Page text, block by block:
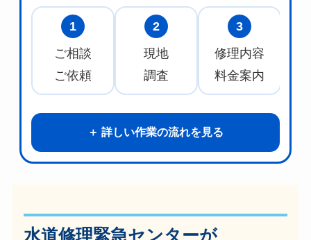
1
ご相談
ご依頼
2
現地
調査
3
修理内容
料金案内
詳しい作業の流れを見る
水道修理緊急センターが